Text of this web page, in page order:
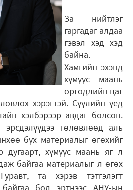
За нийтлэг
гаргадаг алдаа
гэвэл хэд хэд
байна.
Хамгийн эхэнд
хүмүүс маань
өргөдлийн цаг
хэрэгтэй. Сүүлийн үед
хэлбэрээр авдаг болсон.
эрсдэлүүдээ төлөвлөөд аль
бүх материалыг өгөхийг
дугаарт, хүмүүс маань яг л
байгаа материалыг л өгөх
та хэрэв тэтгэлэгт
бол эртнээс АНУ-ын